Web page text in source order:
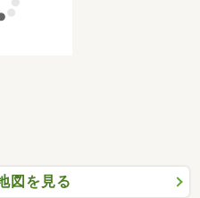
図を見る